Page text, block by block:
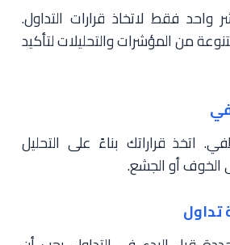
فقط لاتخاذ قرارات التداول.
من المؤشرات والتحليلات لتأكيد
اتخذ قراراتك بناءً على التحليل
الخوف أو الجشع.